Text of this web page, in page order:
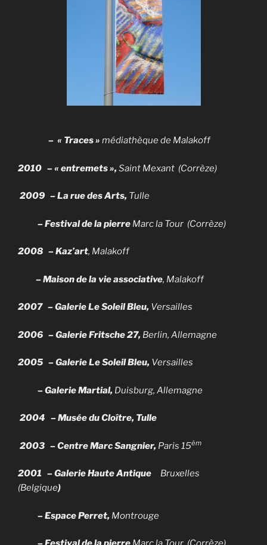
– « Traces » médiathèque de Malakoff
2010 – « entremets », Saint Mexant (Corrèze)
2009 – La rue des Arts, Tulle
– Festival de la pierre Marc la Tour (Corrèze)
2008 –Kaz’art, Malakoff
– Maison de la vie associative, Malakoff
2007 – Galerie Le Soleil Bleu, Versailles
2006 – Galerie Fritsche 27, Berlin, Allemagne
2005 – Galerie Le Soleil Bleu, Versailles
– Galerie Martial, Duisburg, Allemagne
2004 – Musée du Cloître, Tulle
2003 – Centre Marc Sangnier, Paris 15èm
2001 – Galerie Haute Antique Bruxelles
(Belgique)
– Espace Perret, Montrouge